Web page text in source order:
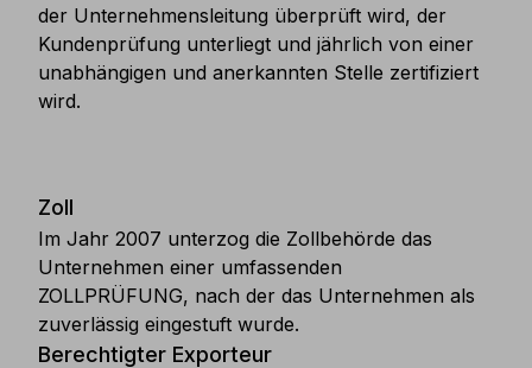
der Unternehmensleitung überprüft wird, der
Kundenprüfung unterliegt und jährlich von einer
unabhängigen und anerkannten Stelle zertifiziert
wird.
Zoll
Im Jahr 2007 unterzog die Zollbehörde das
Unternehmen einer umfassenden
ZOLLPRÜFUNG, nach der das Unternehmen als
zuverlässig eingestuft wurde.
Berechtigter Exporteur